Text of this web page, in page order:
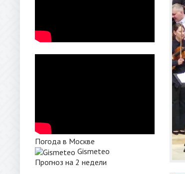
Погода в Москве
Gismeteo
Прогноз на 2 недели